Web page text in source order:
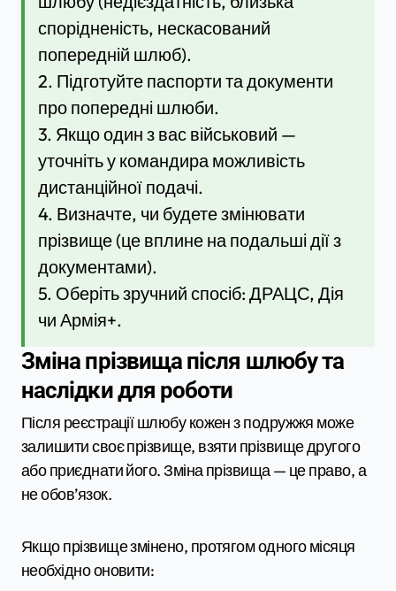
спорідненість, нескасований
попередній шлюб).
2. Підготуйте паспорти та документи
про попередні шлюби.
3. Якщо один з вас військовий —
уточніть у командира можливість
дистанційної подачі.
4. Визначте, чи будете змінювати
прізвище (це вплине на подальші дії з
документами).
5. Оберіть зручний спосіб: ДРАЦС, Дія
чи Армія+.
Зміна прізвища після шлюбу та
наслідки для роботи
Після реєстрації шлюбу кожен з подружжя може
залишити своє прізвище, взяти прізвище другого
або приєднати його. Зміна прізвища — це право, а
не обов’язок.
Якщо прізвище змінено, протягом одного місяця
необхідно оновити: